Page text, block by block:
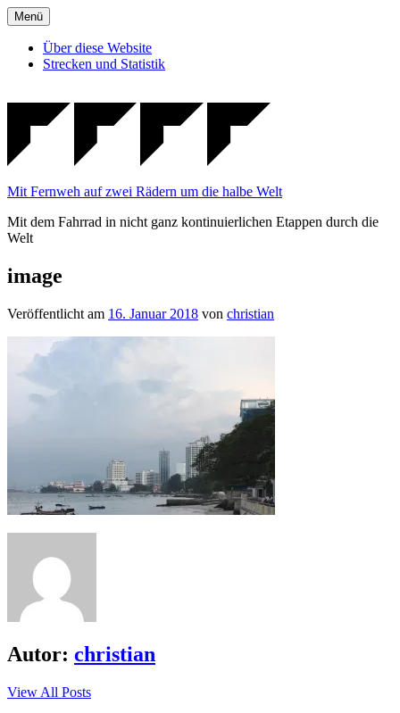
Zum
Inhalt
springen
Menü
Über diese Website
Strecken und Statistik
Mit Fernweh auf zwei Rädern um die halbe Welt
Mit dem Fahrrad in nicht ganz kontinuierlichen Etappen durch die
Welt
image
Veröffentlicht am 16. Januar 2018 von christian
Autor: christian
View All Posts